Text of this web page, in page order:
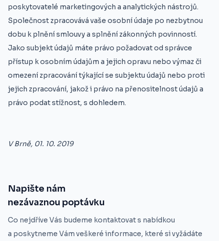
poskytovatelé marketingových a analytických nástrojů.
Společnost zpracovává vaše osobní údaje po nezbytnou
dobu k plnění smlouvy a splnění zákonných povinností.
Jako subjekt údajů máte právo požadovat od správce
přístup k osobním údajům a jejich opravu nebo výmaz či
omezení zpracování týkající se subjektu údajů nebo proti
jejich zpracování, jakož i právo na přenositelnost údajů a
právo podat stížnost, s dohledem.
V Brně, 01. 10. 2019
Napište nám
nezávaznou poptávku
Co nejdříve Vás budeme kontaktovat s nabídkou
a poskytneme Vám veškeré informace, které si vyžádáte